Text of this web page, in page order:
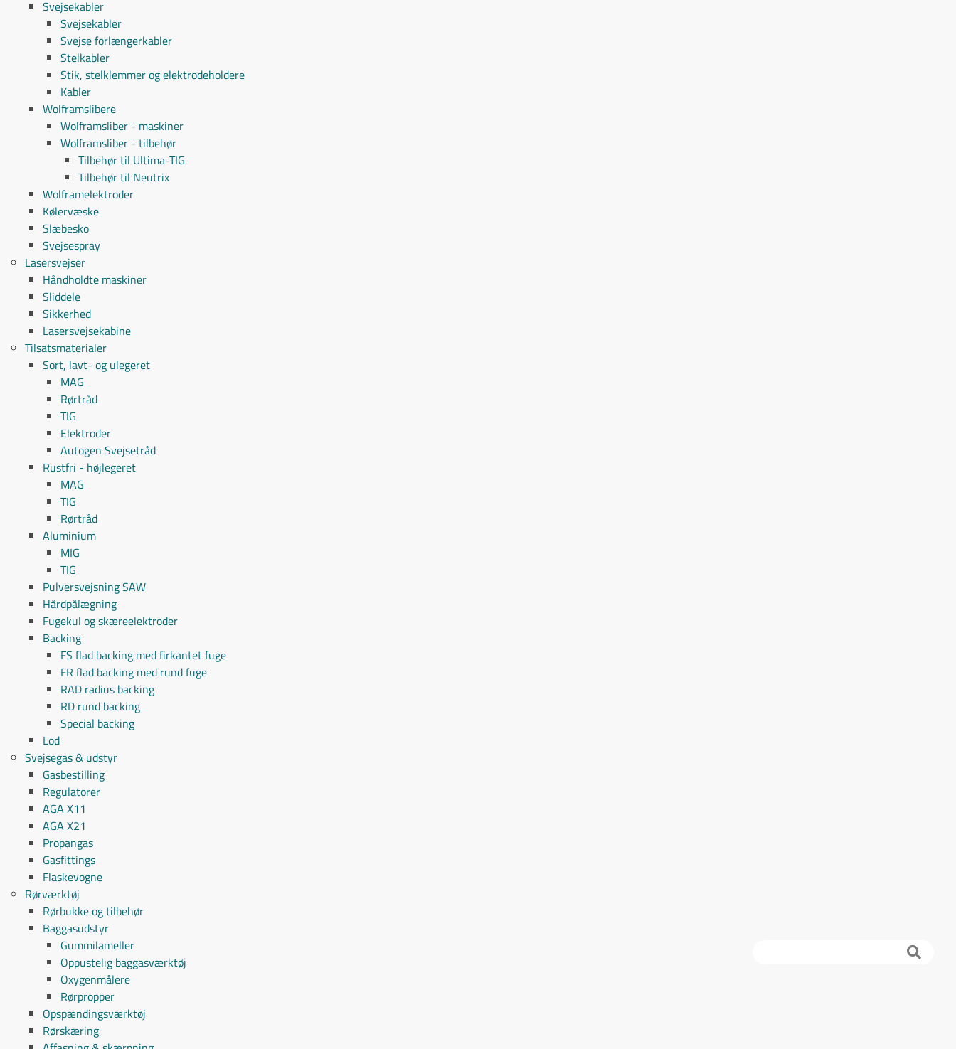
Svejsekabler
Svejsekabler
Svejse forlængerkabler
Stelkabler
Stik, stelklemmer og elektrodeholdere
Kabler
Wolframslibere
Wolframsliber - maskiner
Wolframsliber - tilbehør
Tilbehør til Ultima-TIG
Tilbehør til Neutrix
Wolframelektroder
Kølervæske
Slæbesko
Svejsespray
Lasersvejser
Håndholdte maskiner
Sliddele
Sikkerhed
Lasersvejsekabine
Tilsatsmaterialer
Sort, lavt- og ulegeret
MAG
Rørtråd
TIG
Elektroder
Autogen Svejsetråd
Rustfri - højlegeret
MAG
TIG
Rørtråd
Aluminium
MIG
TIG
Pulversvejsning SAW
Hårdpålægning
Fugekul og skæreelektroder
Backing
FS flad backing med firkantet fuge
FR flad backing med rund fuge
RAD radius backing
RD rund backing
Special backing
Lod
Svejsegas & udstyr
Gasbestilling
Regulatorer
AGA X11
AGA X21
Propangas
Gasfittings
Flaskevogne
Rørværktøj
Rørbukke og tilbehør
Baggasudstyr
Gummilameller
Oppustelig baggasværktøj
Oxygenmålere
Rørpropper
Opspændingsværktøj
Rørskæring